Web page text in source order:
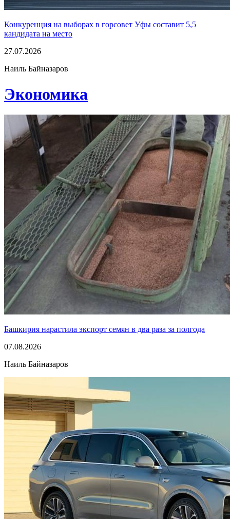
Конкуренция на выборах в горсовет Уфы составит 5,5
кандидата на место
27.07.2026
Наиль Байназаров
Экономика
Башкирия нарастила экспорт семян в два раза за полгода
07.08.2026
Наиль Байназаров